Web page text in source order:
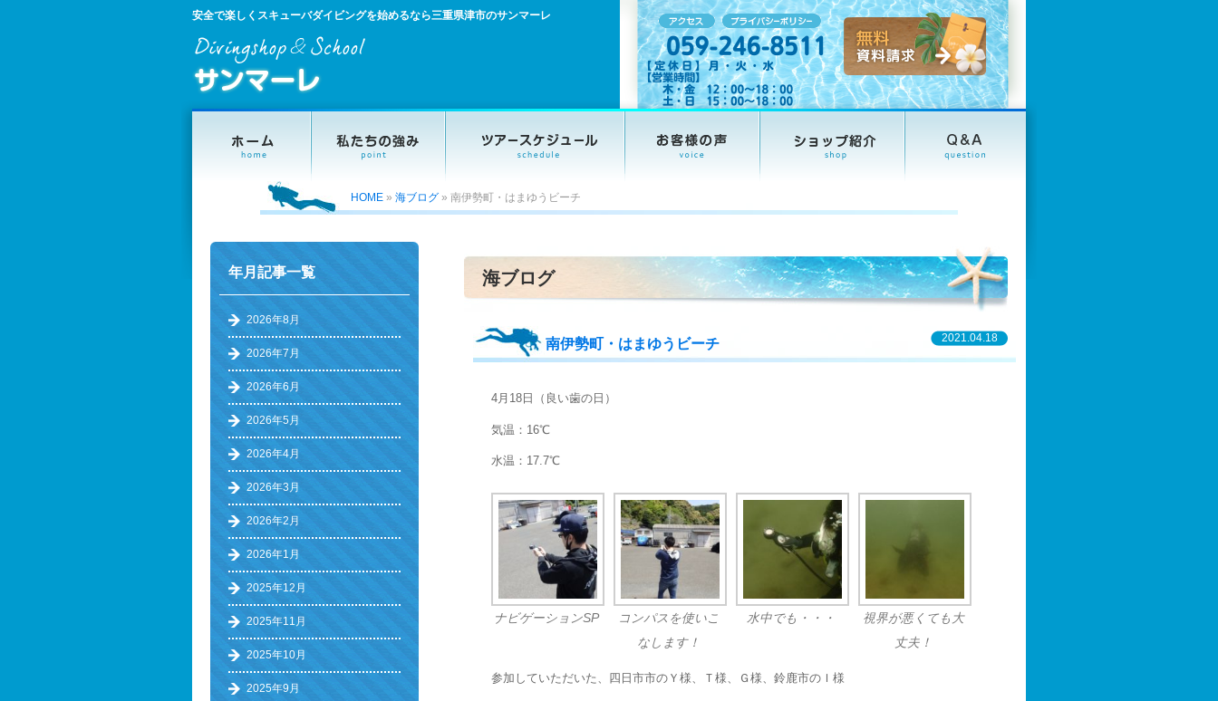
安全で楽しくスキューバダイビングを始めるなら三重県津市のサンマーレ
HOME » 海ブログ » 南伊勢町・はまゆうビーチ
海ブログ
南伊勢町・はまゆうビーチ 2021.04.18
4月18日（良い歯の日）
気温：16℃
水温：17.7℃
ナビゲーションSP
コンパスを使いこ
なします！
水中でも・・・
視界が悪くても大
丈夫！
参加していただいた、四日市市のＹ様、Ｔ様、Ｇ様、鈴鹿市のＩ様
年月記事一覧
2026年8月
2026年7月
2026年6月
2026年5月
2026年4月
2026年3月
2026年2月
2026年1月
2025年12月
2025年11月
2025年10月
2025年9月